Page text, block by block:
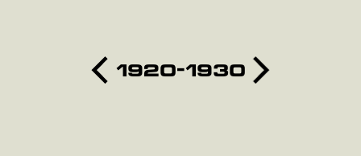
1920-1930